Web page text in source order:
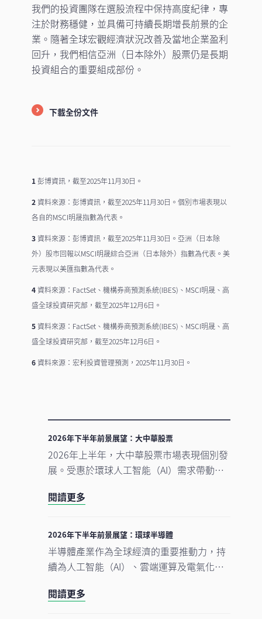
我們的投資團隊在選股流程中保持高度紀律，專
注於財務穩健，並具備可持續長期增長前景的企
業。隨著全球宏觀經濟狀況改善及當地企業盈利
回升，我們相信亞洲（日本除外）股票仍是長期
投資組合的重要組成部份。
下載全份文件
1彭博資訊，截至2025年11月30日。
2資料來源：彭博資訊，截至2025年11月30日。個別市場表現以
各自的MSCI明晟指數為代表。
3資料來源：彭博資訊，截至2025年11月30日。亞洲（日本除
外）股市回報以MSCI明晟綜合亞洲（日本除外）指數為代表。美
元表現以美匯指數為代表。
4資料來源：FactSet、機構券商預測系統(IBES)、MSCI明晟、高
盛全球投資研究部，截至2025年12月6日。
5資料來源：FactSet、機構券商預測系統(IBES)、MSCI明晟、高
盛全球投資研究部，截至2025年12月6日。
6資料來源：宏利投資管理預測，2025年11月30日。
2026年下半年前景展望：大中華股票
2026年上半年，大中華股票市場表現個別發
展。受惠於環球人工智能（AI）需求帶動科
指數錄得顯著升幅。另一方面，MSCI明晟中
下商業補貼增加，以及AI資本開支上升所拖
累，但我們認為相關因素已反映於市場價格
中。在今次下半年展望中，我們將重點分析
推動中國及香港股票市場於2026年下半年表
現的五大利好因素。此外，投資團隊亦闡釋
閱讀更多
2026年下半年前景展望：環球半導體
半導體產業作為全球經濟的重要推動力，持
續為人工智能（AI）、雲端運算及電氣化等
早前的觀點中提及，半導體是一個由結構性
閱讀更多